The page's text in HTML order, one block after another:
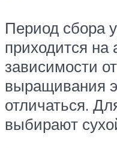
Период сбора
приходится на
зависимости
выращивания
отличаться.
выбирают